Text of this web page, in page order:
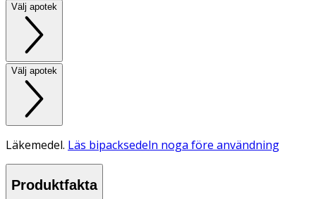
Välj apotek
Välj apotek
Läkemedel. Läs bipacksedeln noga före användning
Produktfakta